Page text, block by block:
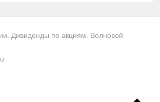
Дивиденды по акциям. Волновой